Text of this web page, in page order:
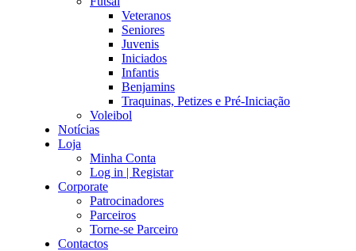
Veteranos
Seniores
Juvenis
Iniciados
Infantis
Benjamins
Traquinas, Petizes e Pré-Iniciação
Voleibol
Notícias
Loja
Minha Conta
Log in | Registar
Corporate
Patrocinadores
Parceiros
Torne-se Parceiro
Contactos